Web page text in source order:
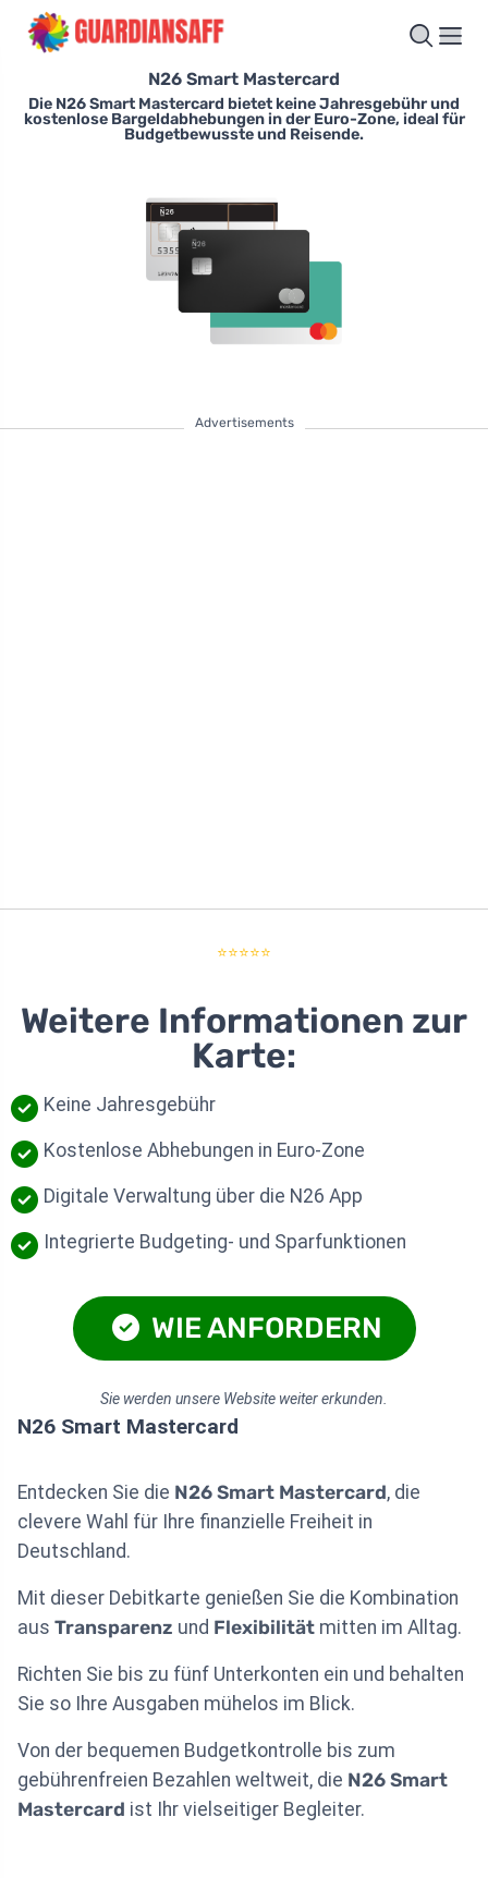
N26 Smart Mastercard
Die N26 Smart Mastercard bietet keine Jahresgebühr und
kostenlose Bargeldabhebungen in der Euro-Zone, ideal für
Budgetbewusste und Reisende.
Advertisements
⭐⭐⭐⭐⭐
Weitere Informationen zur
Karte:
Keine Jahresgebühr
Kostenlose Abhebungen in Euro-Zone
Digitale Verwaltung über die N26 App
Integrierte Budgeting- und Sparfunktionen
WIE ANFORDERN
Sie werden unsere Website weiter erkunden.
N26 Smart Mastercard
Entdecken Sie die N26 Smart Mastercard, die
clevere Wahl für Ihre finanzielle Freiheit in
Deutschland.
Mit dieser Debitkarte genießen Sie die Kombination
aus Transparenz und Flexibilität mitten im Alltag.
Richten Sie bis zu fünf Unterkonten ein und behalten
Sie so Ihre Ausgaben mühelos im Blick.
Von der bequemen Budgetkontrolle bis zum
gebührenfreien Bezahlen weltweit, die N26 Smart
Mastercard ist Ihr vielseitiger Begleiter.